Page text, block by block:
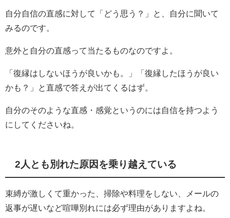
自分自信の直感に対して「どう思う？」と、自分に聞いて
みるのです。
意外と自分の直感って当たるものなのですよ。
「復縁はしないほうが良いかも。」「復縁したほうが良い
かも？」と直感で答えが出てくるはず。
自分のそのような直感・感覚というのには自信を持つよう
にしてくださいね。
2人とも別れた原因を乗り越えている
束縛が激しくて重かった、掃除や料理をしない、メールの
返事が遅いなど喧嘩別れには必ず理由がありますよね。